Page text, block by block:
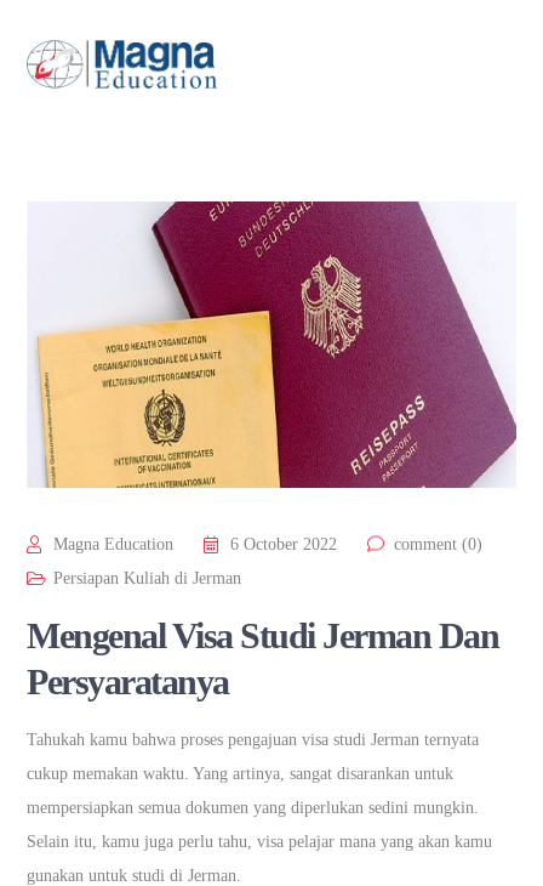
Magna Education 6 October 2022
comment (0)
Persiapan Kuliah di Jerman
Mengenal Visa Studi Jerman Dan
Persyaratanya
Tahukah kamu bahwa proses pengajuan visa studi Jerman ternyata
cukup memakan waktu. Yang artinya, sangat disarankan untuk
mempersiapkan semua dokumen yang diperlukan sedini mungkin.
Selain itu, kamu juga perlu tahu, visa pelajar mana yang akan kamu
gunakan untuk studi di Jerman.